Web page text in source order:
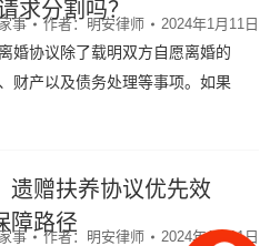
求分割吗？
事 作者： 明安律师 2024年1月11日
婚协议除了载明双方自愿离婚的
财产以及债务处理等事项。如果
遗赠扶养协议优先效
障路径
事 作者： 明安律师 2024年1月11日